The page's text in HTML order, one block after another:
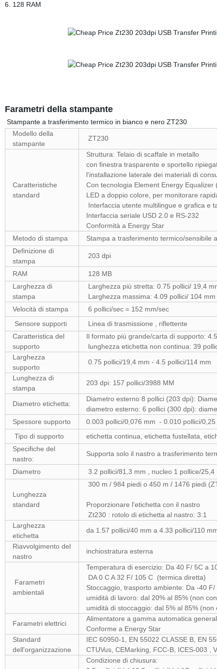
6. 128 RAM
Farametri della stampante
Stampante a trasferimento termico in bianco e nero ZT230
Modello della
stampante
ZT230
Caratteristiche
standard
Struttura: Telaio di scaffale in metallo
con finestra trasparente e sportello
l'installazione laterale dei materiali di
Con tecnologia Element Energy
LED a doppio colore, per monitorare
Interfaccia utente multilingue e grafica e
Interfaccia seriale USD 2.0 e RS-232
Conformità a Energy Star
Metodo di stampa
Stampa a trasferimento termico/sensibile
Definizione di
stampa
203 dpi
RAM
128 MB
Larghezza di
stampa
Larghezza più stretta: 0.75 pollici/ 19,4
Larghezza massima: 4.09 pollici/ 104 mm
Velocità di stampa
6 pollici/sec = 152 mm/sec
Sensore supporti
Linea di trasmissione , riflettente
Caratteristica del
supporto
Il formato più grande/carta di supporto:
lunghezza etichetta non continua: 39
Larghezza
supporto
0.75 pollici/19,4 mm - 4.5 pollici/114 mm
Lunghezza di
stampa
203 dpi: 157 pollici/3988 MM
Diametro etichetta:
Diametro esterno 8 pollici (203 dpi):
diametro esterno: 6 pollici (300 dpi):
Spessore supporto
0.003 pollici/0,076 mm - 0.010 pollici/0,25
Tipo di supporto
etichetta continua, etichetta fustellata,
Specifiche del
nastro:
Supporta solo il nastro a trasferimento
Diametro 3.2 pollici/81,3 mm , nucleo 1 pollice/25,4
Lunghezza
standard
300 m / 984 piedi o 450 m / 1476 piedi
Proporzionare l'etichetta con il nastro
Zt230 : rotolo di etichetta al nastro: 3:1
Larghezza
etichetta
da 1.57 pollici/40 mm a 4.33 pollici/110
Riavvolgimento del
nastro
inchiostratura esterna
Farametri
ambientali
Temperatura di esercizio: Da 40 F/ 5C a
DA 0 C A 32 F/ 105 C (termica diretta)
Stoccaggio, trasporto ambiente: Da -40
umidità di lavoro: dal 20% al 85% (non
umidità di stoccaggio: dal 5% al 85% (non
Farametri elettrici
Alimentatore a gamma automatica
Conforme a Energy Star
Standard
dell'organizzazione
IEC 60950-1, EN 55022 CLASSE B, EN
CTUVus, CEMarking, FCC-B, ICES-003 ,
Condizione di chiusura: